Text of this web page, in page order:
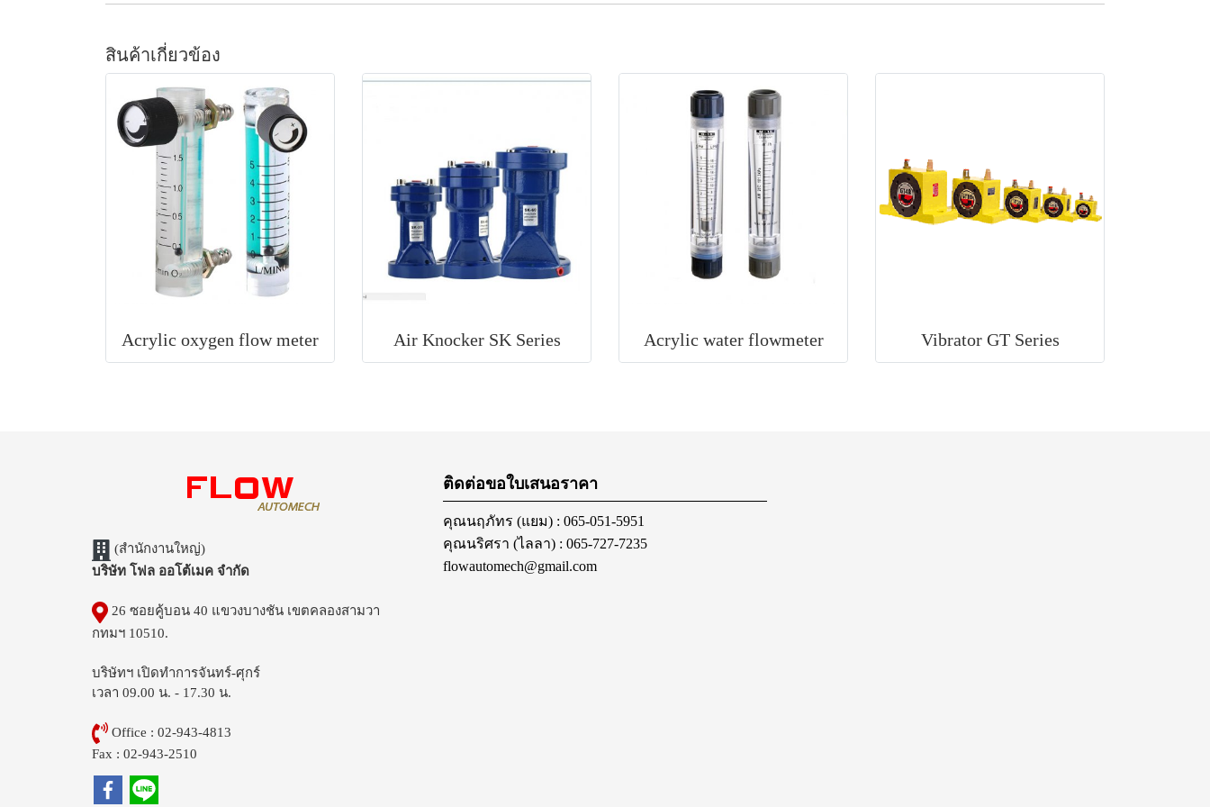
สินค้าเกี่ยวข้อง
Acrylic oxygen flow meter Air Knocker SK Series Acrylic water flowmeter Vibrator GT Series
(สำนักงานใหญ่)
บริษัท โฟล ออโต้เมค จำกัด
26 ซอยคู้บอน 40 แขวงบางชัน เขตคลองสามวา
กทมฯ 10510.
บริษัทฯ เปิดทำการจันทร์-ศุกร์
เวลา 09.00 น. - 17.30 น.
Office : 02-943-4813
Fax : 02-943-2510
ติดต่อขอใบเสนอราคา
คุณนฤภัทร (แยม) : 065-051-5951
คุณนริศรา (ไลลา) : 065-727-7235
flowautomech@gmail.com